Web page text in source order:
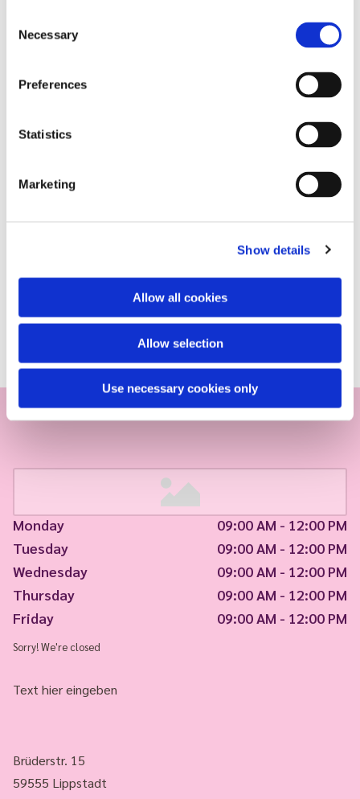
Selection
Necessary
Preferences
Statistics
Marketing
Show details
Allow all cookies
Allow selection
Use necessary cookies only
Monday
09:00 AM - 12:00 PM
Tuesday
09:00 AM - 12:00 PM
Wednesday
09:00 AM - 12:00 PM
Thursday
09:00 AM - 12:00 PM
Friday
09:00 AM - 12:00 PM
Sorry! We're closed
Text hier eingeben
Brüderstr. 15
59555 Lippstadt